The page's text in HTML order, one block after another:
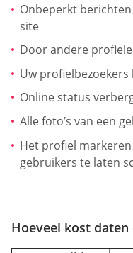
Onbeperkt
site
Door andere
Uw profielbezoekers
Online status
Alle foto’s van een
Het profiel
gebruikers te laten
Hoeveel kost daten